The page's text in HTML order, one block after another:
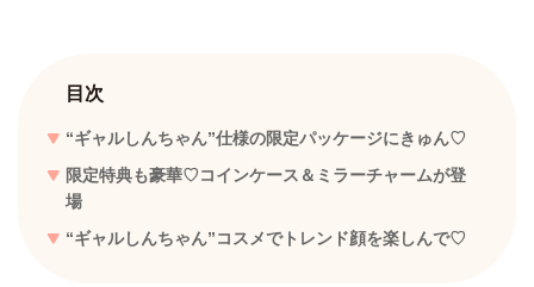
目次
“ギャルしんちゃん”仕様の限定パッケージにきゅん♡
限定特典も豪華♡コインケース＆ミラーチャームが登
場
“ギャルしんちゃん”コスメでトレンド顔を楽しんで♡